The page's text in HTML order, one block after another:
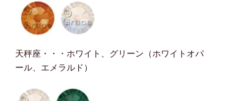
天秤座・・・ホワイト、グリーン（ホワイトオパ
ール、エメラルド）